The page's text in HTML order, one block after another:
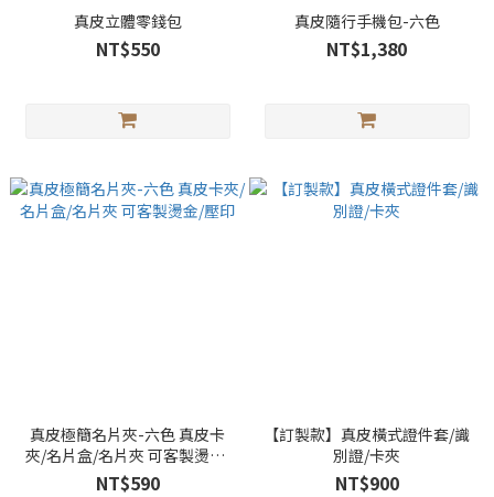
真皮立體零錢包
NT$550
真皮隨行手機包-六色
NT$1,380
真皮極簡名片夾-六色 真皮卡
夾/名片盒/名片夾 可客製燙金/
壓印
NT$590
【訂製款】真皮橫式證件套/識
別證/卡夾
NT$900